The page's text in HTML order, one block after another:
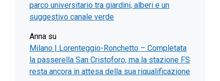
parco universitario tra giardini, alberi e un
suggestivo canale verde
Anna su
Milano | Lorenteggio-Ronchetto – Completata
la passerella San Cristoforo, ma la stazione FS
resta ancora in attesa della sua riqualificazione